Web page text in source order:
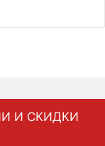
можете стать
И СКИДКИ